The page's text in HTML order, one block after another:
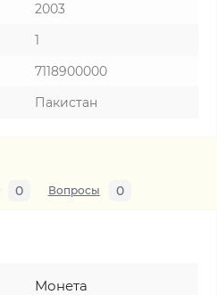
2003
1
7118900000
Пакистан
0 Вопросы 0
Монета